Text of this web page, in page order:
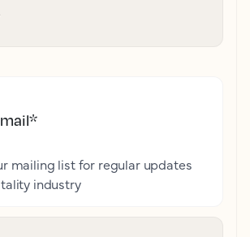
*
mailing list for regular updates
industry